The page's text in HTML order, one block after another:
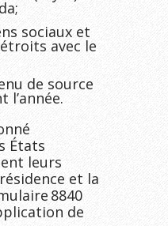
sociaux et
avec le
de source
l’année.
États
leurs
et la
8840
de